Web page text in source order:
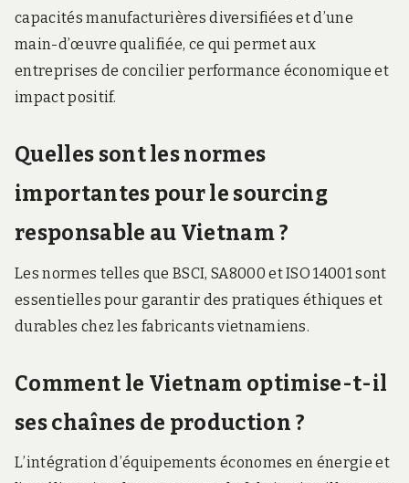
capacités manufacturières diversifiées et d’une
main-d’œuvre qualifiée, ce qui permet aux
entreprises de concilier performance économique et
impact positif.
Quelles sont les normes
importantes pour le sourcing
responsable au Vietnam ?
Les normes telles que BSCI, SA8000 et ISO 14001 sont
essentielles pour garantir des pratiques éthiques et
durables chez les fabricants vietnamiens.
Comment le Vietnam optimise-t-il
ses chaînes de production ?
L’intégration d’équipements économes en énergie et